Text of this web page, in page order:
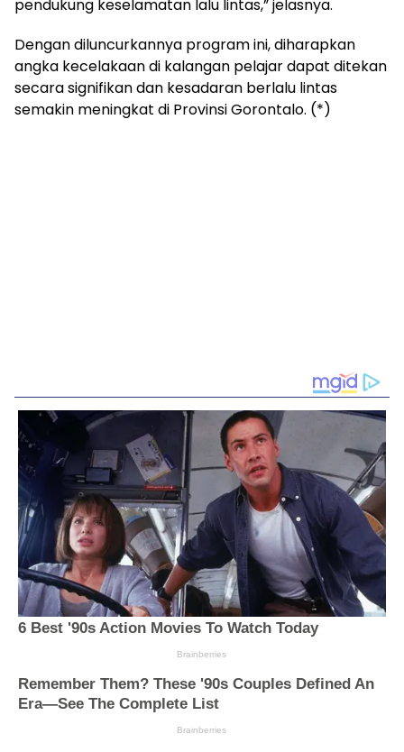
pendukung keselamatan lalu lintas,” jelasnya.
Dengan diluncurkannya program ini, diharapkan
angka kecelakaan di kalangan pelajar dapat ditekan
secara signifikan dan kesadaran berlalu lintas
semakin meningkat di Provinsi Gorontalo. (*)